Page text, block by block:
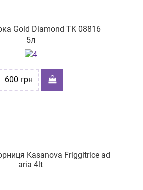
Gold Diamond TK 08816
5л
600 грн